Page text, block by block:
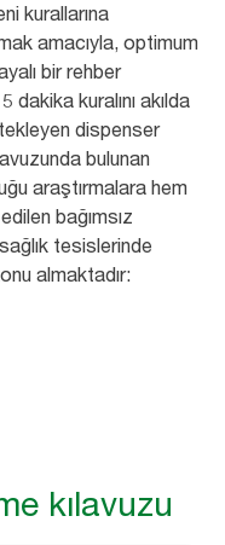
kurallarına
amacıyla, optimum
bir rehber
kuralını akılda
dispenser
bulunan
araştırmalara hem
bağımsız
tesislerinde
almaktadır:
kılavuzu